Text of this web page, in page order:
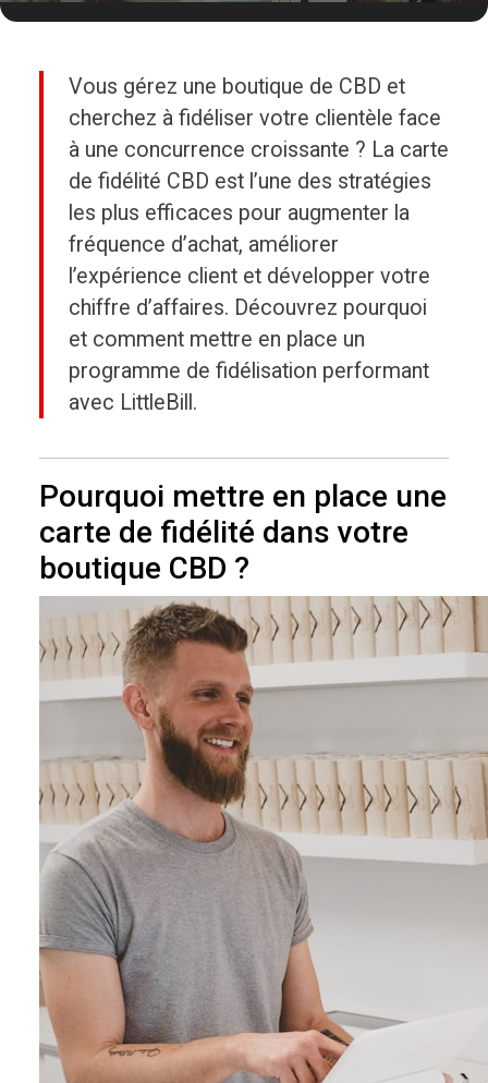
CBD · FIDÉLITÉ · AVIS GOOGLE
Carte de fidélité CBD : comment
fidéliser vos clients et booster vos
ventes en boutique
Par l’équipe LittleBill · 8 min de lecture
Vous gérez une boutique de CBD et
cherchez à fidéliser votre clientèle face
à une concurrence croissante ? La carte
de fidélité CBD est l’une des stratégies
les plus efficaces pour augmenter la
fréquence d’achat, améliorer
l’expérience client et développer votre
chiffre d’affaires. Découvrez pourquoi
et comment mettre en place un
programme de fidélisation performant
avec LittleBill.
Pourquoi mettre en place une
carte de fidélité dans votre
boutique CBD ?